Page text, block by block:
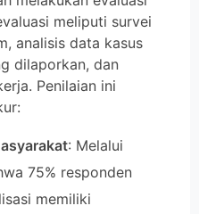
meliputi survei
analisis data kasus
dilaporkan, dan
Penilaian ini
: Melalui
75% responden
memiliki